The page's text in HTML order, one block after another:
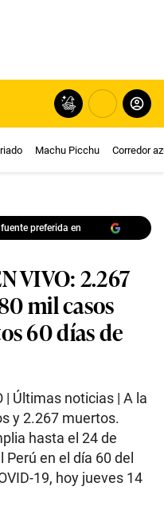
Machu Picchu Corredor
preferida en
VIVO: 2.267
mil casos
60 días de
| Últimas noticias | A la
y 2.267 muertos.
hasta el 24 de
en el día 60 del
19, hoy jueves 14